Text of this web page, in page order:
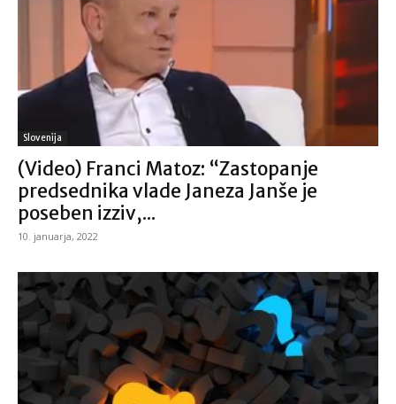
Slovenija
(Video) Franci Matoz: “Zastopanje
predsednika vlade Janeza Janše je
poseben izziv,...
10. januarja, 2022